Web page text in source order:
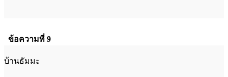
ข้อความที่ 9
บ้านธัมมะ